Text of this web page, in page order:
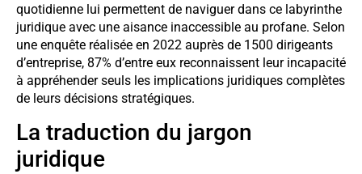
quotidienne lui permettent de naviguer dans ce labyrinthe
juridique avec une aisance inaccessible au profane. Selon
une enquête réalisée en 2022 auprès de 1500 dirigeants
d’entreprise, 87% d’entre eux reconnaissent leur incapacité
à appréhender seuls les implications juridiques complètes
de leurs décisions stratégiques.
La traduction du jargon
juridique